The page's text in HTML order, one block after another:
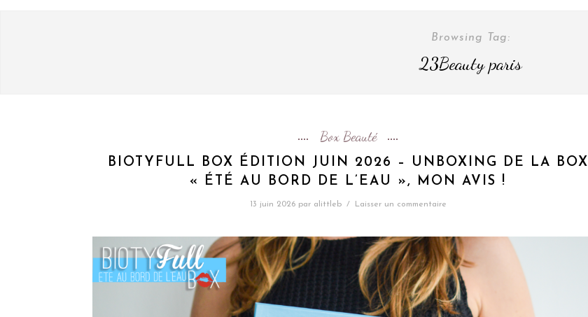
Browsing Tag:
23Beauty paris
Box Beauté
BIOTYFULL BOX ÉDITION JUIN 2026 – UNBOXING DE LA BOX
« ÉTÉ AU BORD DE L’EAU », MON AVIS !
13 juin 2026 par alittleb / Laisser un commentaire